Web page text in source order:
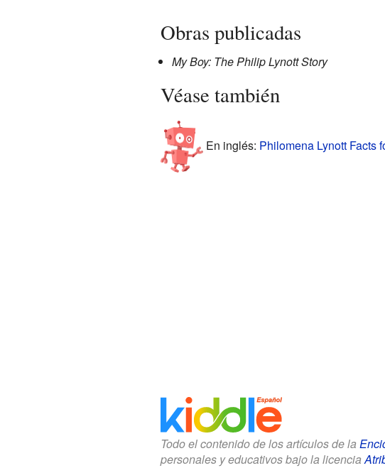
Obras publicadas
My Boy: The Philip Lynott Story
Véase también
En inglés: Philomena Lynott Facts
Todo el contenido de los artículos de la
personales y educativos bajo la licencia